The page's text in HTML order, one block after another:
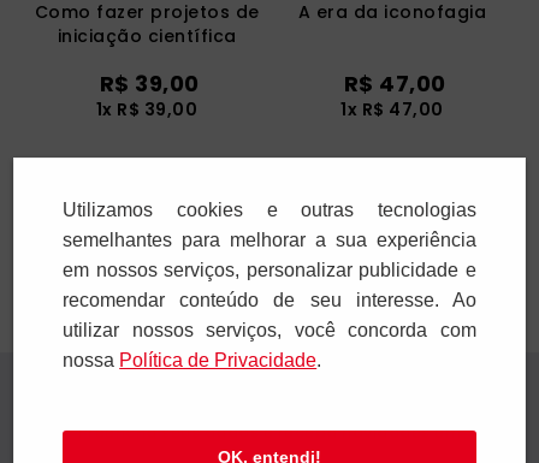
Como fazer projetos de
iniciação científica
R$ 39,00
1x R$ 39,00
A era da iconofagia
R$ 47,00
1x R$ 47,00
Preencha seus dados e receba novidades em
Utilizamos cookies e outras tecnologias
semelhantes para melhorar a sua experiência
em nossos serviços, personalizar publicidade e
recomendar conteúdo de seu interesse. Ao
utilizar nossos serviços, você concorda com
nossa Polí­tica de Privacidade.
OK, entendi!